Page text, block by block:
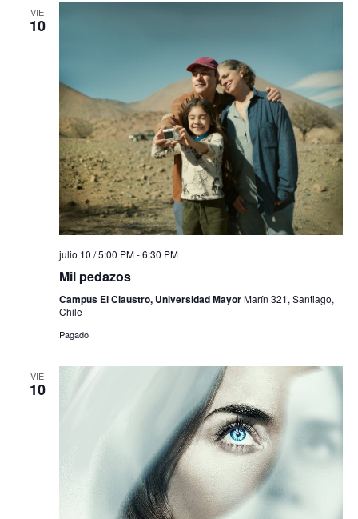
VIE
10
julio 10 / 5:00 PM-6:30 PM
Mil pedazos
Campus El Claustro, Universidad MayorMarín 321, Santiago,
Chile
Pagado
VIE
10